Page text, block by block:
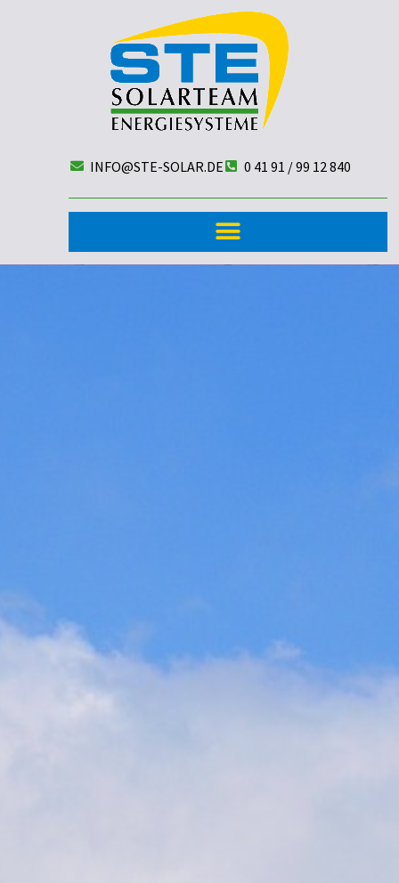
INFO@STE-SOLAR.DE 0 41 91 / 99 12 840